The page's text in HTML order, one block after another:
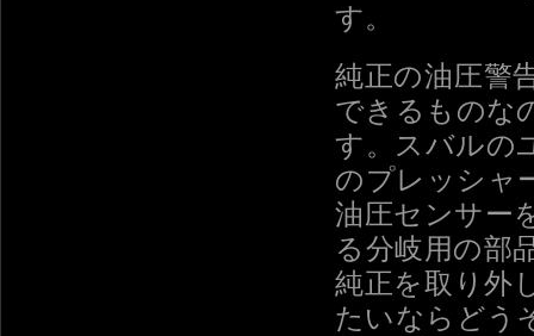
す。
純正の油圧警
できるものな
す。スバルの
のプレッシャ
油圧センサー
る分岐用の部
純正を取り外
たいならどう